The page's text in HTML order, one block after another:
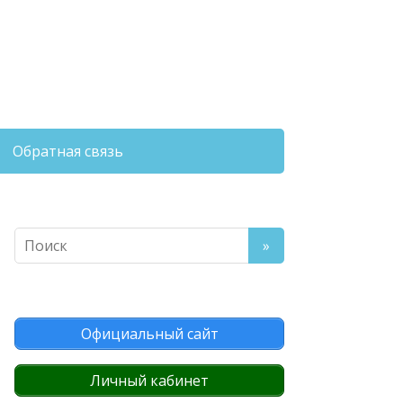
Обратная связь
Официальный сайт
Личный кабинет